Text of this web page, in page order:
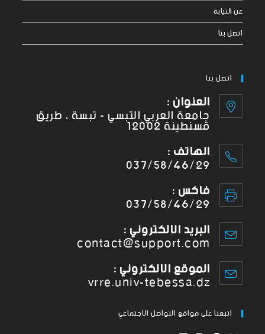
عن النيابة
اتصل بنا
اتصل بنا
العنوان :
جامعة العربي التبسي - تبسة ، طريق
قسنطينة 12002
الهاتف :
037/58/46/29
فاكس :
037/58/46/29
البريد الإلكتروني :
contact@support.com
الموقع الإلكتروني :
vrre.univ-tebessa.dz
اتبعنا على مواقع التواصل الاجتماعي